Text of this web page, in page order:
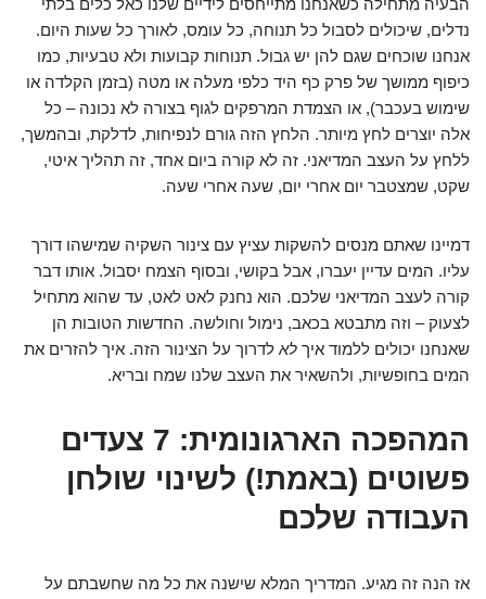
הבעיה מתחילה כשאנחנו מתייחסים לידיים שלנו כאל כלים בלתי
נדלים, שיכולים לסבול כל תנוחה, כל עומס, לאורך כל שעות היום.
אנחנו שוכחים שגם להן יש גבול. תנוחות קבועות ולא טבעיות, כמו
כיפוף ממושך של פרק כף היד כלפי מעלה או מטה (בזמן הקלדה או
שימוש בעכבר), או הצמדת המרפקים לגוף בצורה לא נכונה – כל
אלה יוצרים לחץ מיותר. הלחץ הזה גורם לנפיחות, לדלקת, ובהמשך,
ללחץ על העצב המדיאני. זה לא קורה ביום אחד, זה תהליך איטי,
שקט, שמצטבר יום אחרי יום, שעה אחרי שעה.
דמיינו שאתם מנסים להשקות עציץ עם צינור השקיה שמישהו דורך
עליו. המים עדיין יעברו, אבל בקושי, ובסוף הצמח יסבול. אותו דבר
קורה לעצב המדיאני שלכם. הוא נחנק לאט לאט, עד שהוא מתחיל
לצעוק – וזה מתבטא בכאב, נימול וחולשה. החדשות הטובות הן
שאנחנו יכולים ללמוד איך לא לדרוך על הצינור הזה. איך להזרים את
המים בחופשיות, ולהשאיר את העצב שלנו שמח ובריא.
המהפכה הארגונומית: 7 צעדים
פשוטים (באמת!) לשינוי שולחן
העבודה שלכם
אז הנה זה מגיע. המדריך המלא שישנה את כל מה שחשבתם על